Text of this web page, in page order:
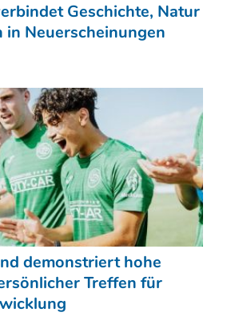
Geschichte, Natur
in Neuerscheinungen
demonstriert hohe
Treffen für